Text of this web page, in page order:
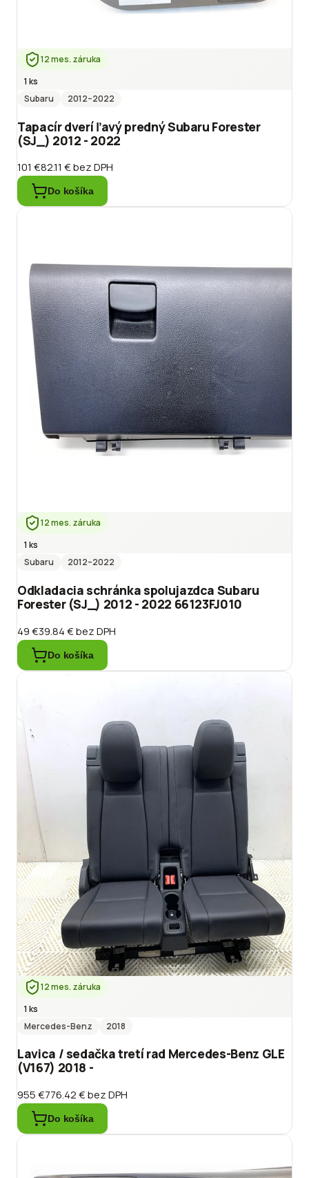
12 mes. záruka
1 ks
Subaru
2012–2022
Tapacír dverí ľavý predný Subaru Forester
(SJ_) 2012 - 2022
101 €82.11 €bez DPH
Do košíka
12 mes. záruka
1 ks
Subaru
2012–2022
Odkladacia schránka spolujazdca Subaru
Forester (SJ_) 2012 - 2022 66123FJ010
49 €39.84 €bez DPH
Do košíka
12 mes. záruka
1 ks
Mercedes-Benz
2018
Lavica / sedačka tretí rad Mercedes-Benz GLE
(V167) 2018 -
955 €776.42 €bez DPH
Do košíka